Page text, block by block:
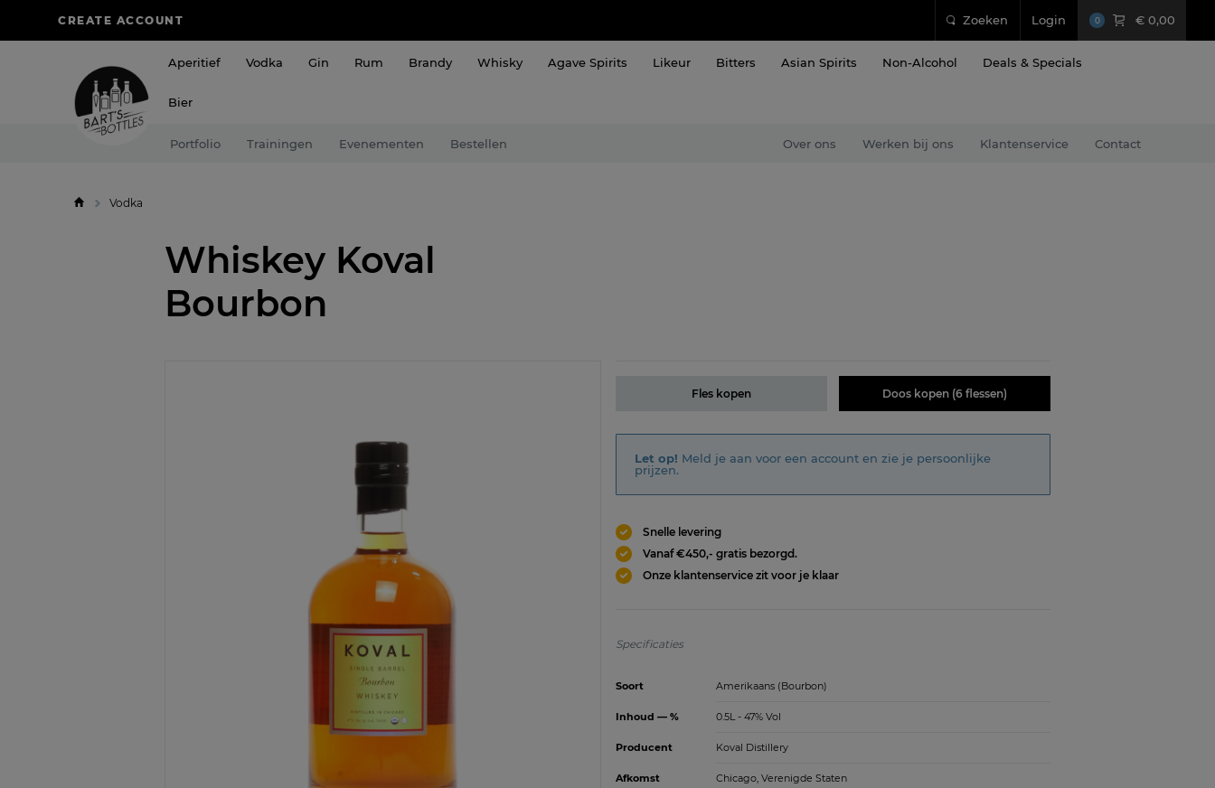
CREATE ACCOUNT Zoeken Login 0 € 0,00
Aperitief Vodka Gin Rum Brandy Whisky Agave Spirits Likeur Bitters Asian Spirits Non-Alcohol Deals & Specials
Bier
Portfolio Trainingen Evenementen Bestellen Over ons Werken bij ons Klantenservice Contact
Vodka
Whiskey Koval
Bourbon
Fles kopen Doos kopen (6 flessen)
Let op! Meld je aan voor een account en zie je persoonlijke
prijzen.
Snelle levering
Vanaf €450,- gratis bezorgd.
Onze klantenservice zit voor je klaar
Specificaties
Soort Amerikaans (Bourbon)
Inhoud — % 0.5L - 47% Vol
Producent Koval Distillery
Afkomst Chicago, Verenigde Staten